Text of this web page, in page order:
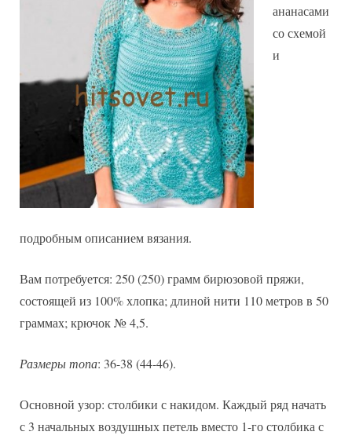
ананасами
со схемой
и
подробным описанием вязания.
Вам потребуется: 250 (250) грамм бирюзовой пряжи,
состоящей из 100% хлопка; длиной нити 110 метров в 50
граммах; крючок № 4,5.
Размеры топа: 36-38 (44-46).
Основной узор: столбики с накидом. Каждый ряд начать
с 3 начальных воздушных петель вместо 1-го столбика с